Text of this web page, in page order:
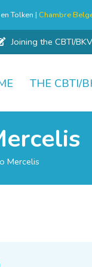
Tolken | Chambre
Joining the CBTI/
THE CBTI/
Mercelis